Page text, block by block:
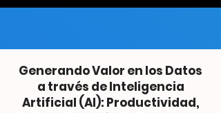
Generando Valor en los Datos
a través de Inteligencia
Artificial (AI): Productividad,